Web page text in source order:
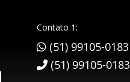
Contato 1:
(51) 99105-0183
(51) 99105-0183